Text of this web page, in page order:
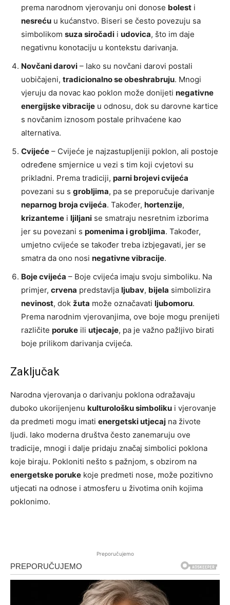
prema narodnom vjerovanju oni donose bolest i
nesreću u kućanstvo. Biseri se često povezuju sa
simbolikom suza siročadi i udovica, što im daje
negativnu konotaciju u kontekstu darivanja.
Novčani darovi – Iako su novčani darovi postali
uobičajeni, tradicionalno se obeshrabruju. Mnogi
vjeruju da novac kao poklon može donijeti negativne
energijske vibracije u odnosu, dok su darovne kartice
s novčanim iznosom postale prihvaćene kao
alternativa.
Cvijeće – Cvijeće je najzastupljeniji poklon, ali postoje
određene smjernice u vezi s tim koji cvjetovi su
prikladni. Prema tradiciji, parni brojevi cvijeća
povezani su s grobljima, pa se preporučuje darivanje
neparnog broja cvijeća. Također, hortenzije,
krizanteme i ljiljani se smatraju nesretnim izborima
jer su povezani s pomenima i grobljima. Također,
umjetno cvijeće se također treba izbjegavati, jer se
smatra da ono nosi negativne vibracije.
Boje cvijeća – Boje cvijeća imaju svoju simboliku. Na
primjer, crvena predstavlja ljubav, bijela simbolizira
nevinost, dok žuta može označavati ljubomoru.
Prema narodnim vjerovanjima, ove boje mogu prenijeti
različite poruke ili utjecaje, pa je važno pažljivo birati
boje prilikom darivanja cvijeća.
Zaključak
Narodna vjerovanja o darivanju poklona odražavaju
duboko ukorijenjenu kulturološku simboliku i vjerovanje
da predmeti mogu imati energetski utjecaj na živote
ljudi. Iako moderna društva često zanemaruju ove
tradicije, mnogi i dalje pridaju značaj simbolici poklona
koje biraju. Pokloniti nešto s pažnjom, s obzirom na
energetske poruke koje predmeti nose, može pozitivno
utjecati na odnose i atmosferu u životima onih kojima
poklonimo.
Preporučujemo